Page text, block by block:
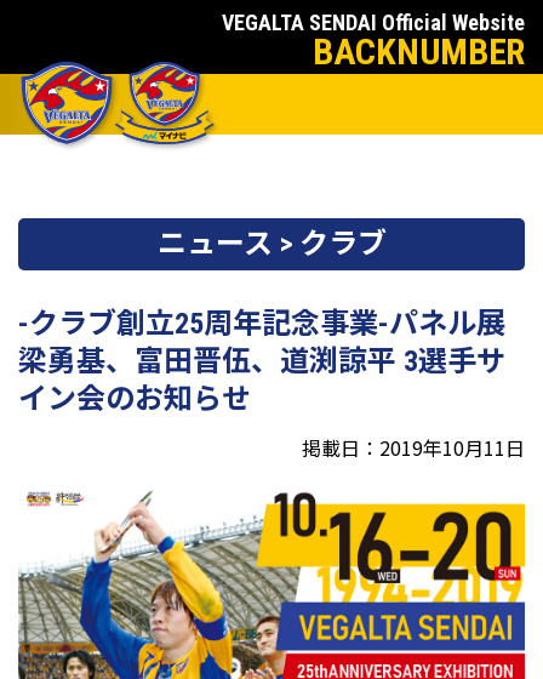
VEGALTA SENDAI Official Website
BACKNUMBER
ニュース > クラブ
-クラブ創立25周年記念事業-パネル展
梁勇基、富田晋伍、道渕諒平 3選手サ
イン会のお知らせ
掲載日：2019年10月11日